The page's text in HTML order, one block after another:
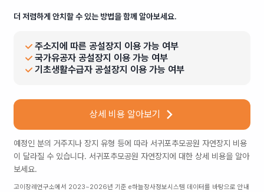
더 저렴하게 안치할 수 있는 방법을 함께 알아보세요.
주소지에 따른 공설장지 이용 가능 여부
국가유공자 공설장지 이용 가능 여부
기초생활수급자 공설장지 이용 가능 여부
상세 비용 알아보기
예정인 분의 거주지나 장지 유형 등에 따라 서귀포추모공원 자연장지 비용
이 달라질 수 있습니다. 서귀포추모공원 자연장지 에 대한 상세 비용을 알아
보세요.
고이장례연구소에서 2023~2026년 기준 e하늘장사정보시스템 데이터를 바탕으로 안내